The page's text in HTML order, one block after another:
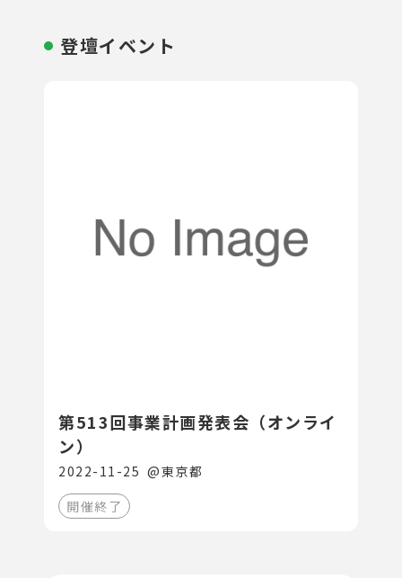
登壇イベント
第513回事業計画発表会（オンライ
ン）
2022-11-25 @東京都
開催終了